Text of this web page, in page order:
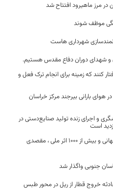
مرز ماهیرود افتتاح شد
موظف شوند
شهرداری هاست
و شهدای دوران دفاع مقدس هستیم.
کنند که زمینه برای انجام ترک فعل و
هوای بارانی بیرجند مرکز خراسان
و اجرای زنده تولید صنایع‌دستی در
است
سرزمین کهن خراسان جنوبی ، با 9 اثر جهانی و بیش از 1000 اثر ملی ، مقصدی